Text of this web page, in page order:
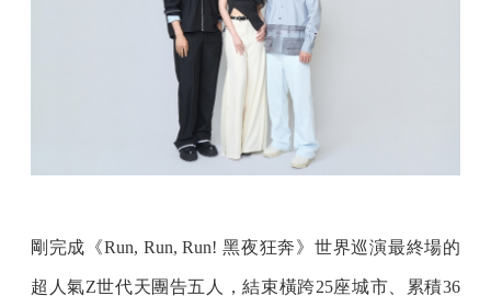
剛完成《Run, Run, Run! 黑夜狂奔》世界巡演最終場的
超人氣Z世代天團告五人，結束橫跨25座城市、累積36